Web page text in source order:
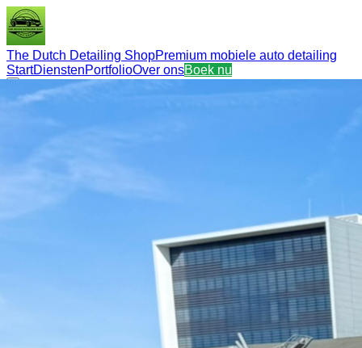
The Dutch Detailing ShopPremium mobiele auto detailing
StartDienstenPortfolioOver onsBoek nu